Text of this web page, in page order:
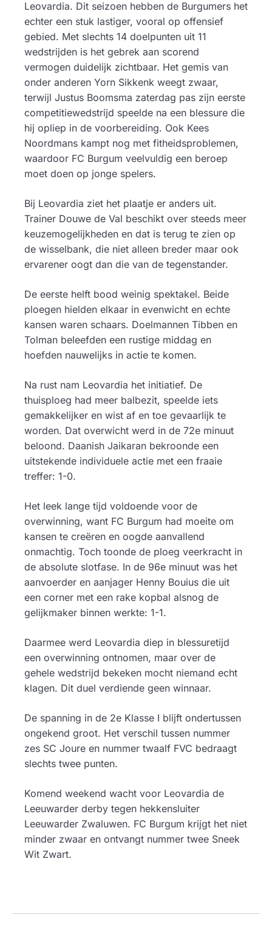
Leovardia. Dit seizoen hebben de Burgumers het
echter een stuk lastiger, vooral op offensief
gebied. Met slechts 14 doelpunten uit 11
wedstrijden is het gebrek aan scorend
vermogen duidelijk zichtbaar. Het gemis van
onder anderen Yorn Sikkenk weegt zwaar,
terwijl Justus Boomsma zaterdag pas zijn eerste
competitiewedstrijd speelde na een blessure die
hij opliep in de voorbereiding. Ook Kees
Noordmans kampt nog met fitheidsproblemen,
waardoor FC Burgum veelvuldig een beroep
moet doen op jonge spelers.
Bij Leovardia ziet het plaatje er anders uit.
Trainer Douwe de Val beschikt over steeds meer
keuzemogelijkheden en dat is terug te zien op
de wisselbank, die niet alleen breder maar ook
ervarener oogt dan die van de tegenstander.
De eerste helft bood weinig spektakel. Beide
ploegen hielden elkaar in evenwicht en echte
kansen waren schaars. Doelmannen Tibben en
Tolman beleefden een rustige middag en
hoefden nauwelijks in actie te komen.
Na rust nam Leovardia het initiatief. De
thuisploeg had meer balbezit, speelde iets
gemakkelijker en wist af en toe gevaarlijk te
worden. Dat overwicht werd in de 72e minuut
beloond. Daanish Jaikaran bekroonde een
uitstekende individuele actie met een fraaie
treffer: 1-0.
Het leek lange tijd voldoende voor de
overwinning, want FC Burgum had moeite om
kansen te creëren en oogde aanvallend
onmachtig. Toch toonde de ploeg veerkracht in
de absolute slotfase. In de 96e minuut was het
aanvoerder en aanjager Henny Bouius die uit
een corner met een rake kopbal alsnog de
gelijkmaker binnen werkte: 1-1.
Daarmee werd Leovardia diep in blessuretijd
een overwinning ontnomen, maar over de
gehele wedstrijd bekeken mocht niemand echt
klagen. Dit duel verdiende geen winnaar.
De spanning in de 2e Klasse I blijft ondertussen
ongekend groot. Het verschil tussen nummer
zes SC Joure en nummer twaalf FVC bedraagt
slechts twee punten.
Komend weekend wacht voor Leovardia de
Leeuwarder derby tegen hekkensluiter
Leeuwarder Zwaluwen. FC Burgum krijgt het niet
minder zwaar en ontvangt nummer twee Sneek
Wit Zwart.